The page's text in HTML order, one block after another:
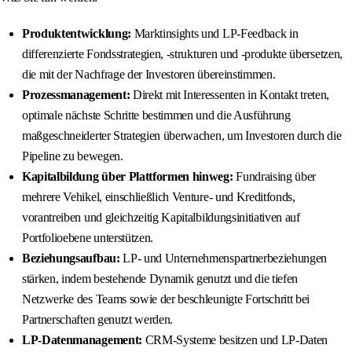
Produktentwicklung: Marktinsights und LP-Feedback in
differenzierte Fondsstrategien, -strukturen und -produkte übersetzen,
die mit der Nachfrage der Investoren übereinstimmen.
Prozessmanagement: Direkt mit Interessenten in Kontakt treten,
optimale nächste Schritte bestimmen und die Ausführung
maßgeschneiderter Strategien überwachen, um Investoren durch die
Pipeline zu bewegen.
Kapitalbildung über Plattformen hinweg: Fundraising über
mehrere Vehikel, einschließlich Venture- und Kreditfonds,
vorantreiben und gleichzeitig Kapitalbildungsinitiativen auf
Portfolioebene unterstützen.
Beziehungsaufbau: LP- und Unternehmenspartnerbeziehungen
stärken, indem bestehende Dynamik genutzt und die tiefen
Netzwerke des Teams sowie der beschleunigte Fortschritt bei
Partnerschaften genutzt werden.
LP-Datenmanagement: CRM-Systeme besitzen und LP-Daten